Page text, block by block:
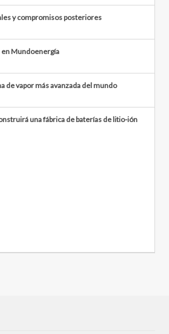
y compromisos posteriores
Mundoenergía
de vapor más avanzada del mundo
una fábrica de baterías de litio-ión